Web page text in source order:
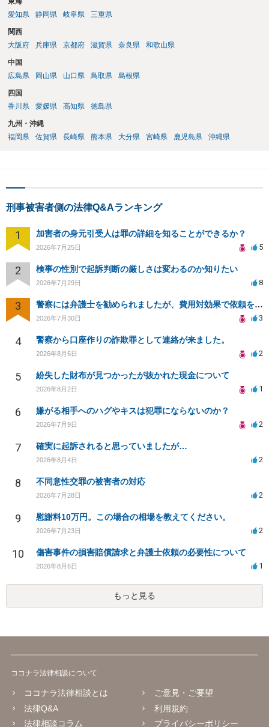
愛知県
静岡県 岐阜県 三重県
関西
大阪府
兵庫県 京都府 滋賀県 奈良県 和歌山県
中国
広島県
岡山県 山口県 鳥取県 島根県
四国
香川県
愛媛県 高知県 徳島県
九州・沖縄
福岡県
佐賀県 長崎県 熊本県 大分県 宮崎県 鹿児島県 沖縄県
刑事被害者側の法律Q&Aランキング
1 加害者の身元引受人は罪の詳細を知ることができるか？
2026年7月25日 5
2 検事の性別で起訴判断の厳しさは変わるのか知りたい
2026年7月29日 8
3 警察には弁護士を勧められましたが、費用対効果で依頼をすることを躊躇しています。
2026年7月30日 3
4 警察から口座作りの詐欺罪として連絡が来ました。
2026年8月6日 2
5 紛失した財布が見つかったが抜かれた現金について
2026年8月2日 1
6 嫌がる相手へのハグやキスは犯罪にならないのか？
2026年7月9日 2
7 確実に起訴されると思っていましたが…
2026年8月4日 2
8 不同意性交罪の被害者の対応
2026年7月28日 2
9 慰謝料10万円。この場合の相場を教えてください。
2026年7月23日 2
10 傷害事件の損害賠償請求と弁護士依頼の必要性について
2026年8月6日 1
もっと見る
ココナラ法律相談について
ココナラ法律相談とは
法律Q&A
法律相談コラム
ご意見・ご要望
利用規約
プライバシーポリシー